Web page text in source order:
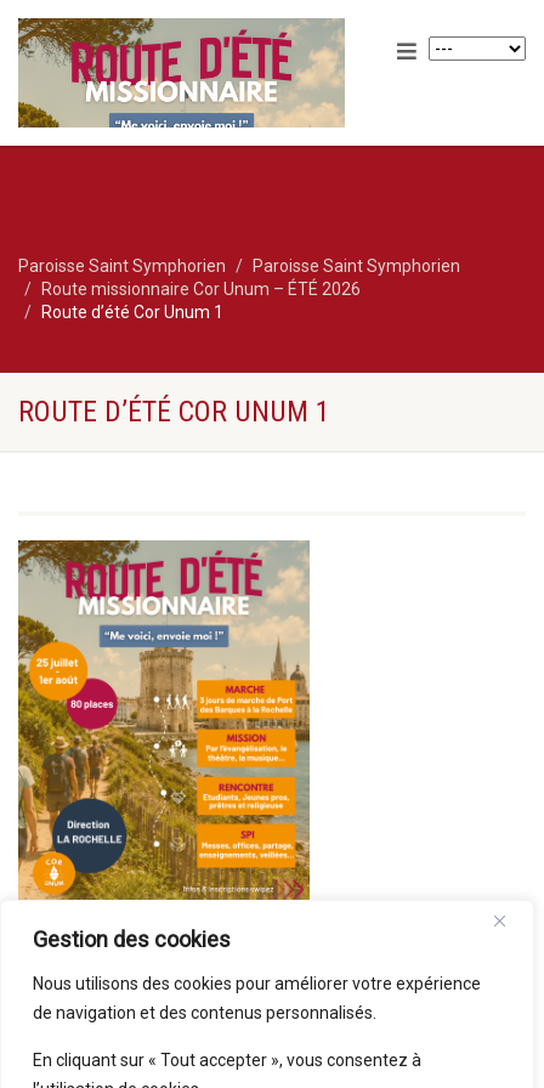
Gestion des cookies
Nous utilisons des cookies pour améliorer votre expérience
de navigation et des contenus personnalisés.
En cliquant sur « Tout accepter », vous consentez à
Paroisse Saint Symphorien
Paroisse Saint Symphorien
Route missionnaire Cor Unum – ÉTÉ 2026
Route d’été Cor Unum 1
ROUTE D’ÉTÉ COR UNUM 1